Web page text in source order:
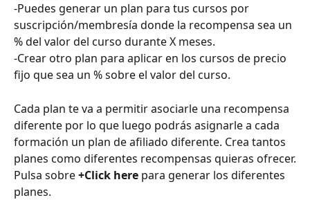
-Puedes generar un plan para tus cursos por
suscripción/membresía donde la recompensa sea un
% del valor del curso durante X meses.
-Crear otro plan para aplicar en los cursos de precio
fijo que sea un % sobre el valor del curso.
Cada plan te va a permitir asociarle una recompensa
diferente por lo que luego podrás asignarle a cada
formación un plan de afiliado diferente. Crea tantos
planes como diferentes recompensas quieras ofrecer.
Pulsa sobre +Click here para generar los diferentes
planes.